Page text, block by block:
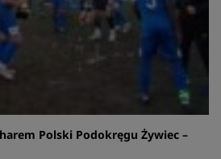
Polski Podokręgu Żywiec –